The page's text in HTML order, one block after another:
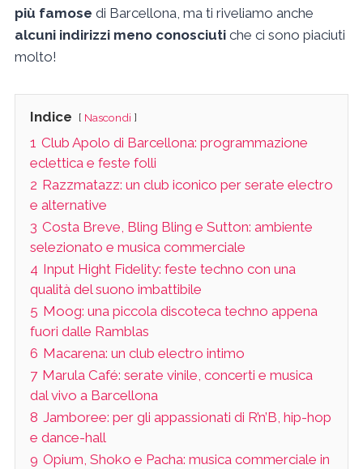
più famose di Barcellona, ma ti riveliamo anche
alcuni indirizzi meno conosciutiche ci sono piaciuti
molto!
Indice Nascondi
1 Club Apolo di Barcellona: programmazione
eclettica e feste folli
2 Razzmatazz: un club iconico per serate electro
e alternative
3 Costa Breve, Bling Bling e Sutton: ambiente
selezionato e musica commerciale
4 Input Hight Fidelity: feste techno con una
qualità del suono imbattibile
5 Moog: una piccola discoteca techno appena
fuori dalle Ramblas
6 Macarena: un club electro intimo
7 Marula Café: serate vinile, concerti e musica
dal vivo a Barcellona
8 Jamboree: per gli appassionati di R’n’B, hip-hop
e dance-hall
9 Opium, Shoko e Pacha: musica commerciale in